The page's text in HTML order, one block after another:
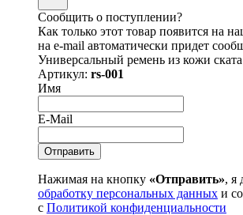
Сообщить о поступлении?
Как только этот товар появится на
на e-mail автоматически придет
Универсальный ремень из кожи ската
Артикул: rs-001
Имя
E-Mail
Нажимая на кнопку «Отправить», я
обработку персональных данных и
с Политикой конфиденциальности